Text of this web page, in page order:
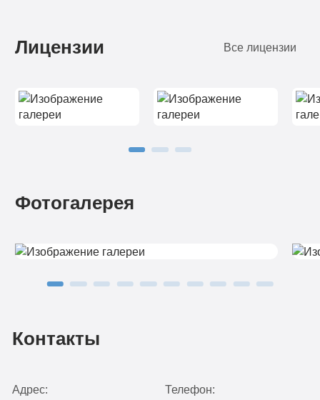
Лицензии Все лицензии
Фотогалерея
Контакты
Адрес: Телефон: